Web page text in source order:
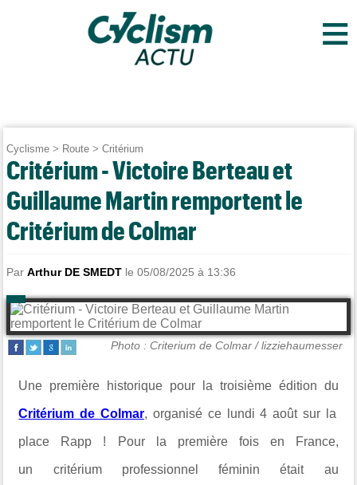
≡
Cyclisme > Route >Critérium
Critérium - Victoire Berteau et
Guillaume Martin remportent le
Critérium de Colmar
ParArthur DE SMEDT le 05/08/2025 à 13:36
Photo : Criterium de Colmar / lizziehaumesser
Une première historique pour la troisième édition du
Critérium de Colmar, organisé ce lundi 4 août sur la
place Rapp ! Pour la première fois en France,
un critérium professionnel féminin était au